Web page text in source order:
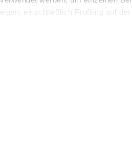
einschließlich Profiling auf
Cookies zu verwenden, indem
to our newsletter